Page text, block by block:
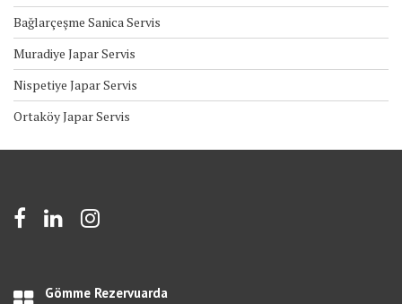
Bağlarçeşme Sanica Servis
Muradiye Japar Servis
Nispetiye Japar Servis
Ortaköy Japar Servis
Gömme Rezervuarda